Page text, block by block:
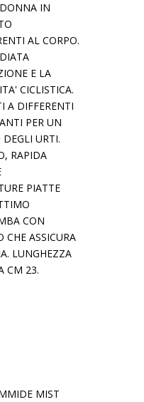
IN
AL CORPO.
E LA
CICLISTICA.
A DIFFERENTI
PER UN
URTI.
RAPIDA
PIATTE
CON
CHE ASSICURA
LUNGHEZZA
CM 23.
MIST